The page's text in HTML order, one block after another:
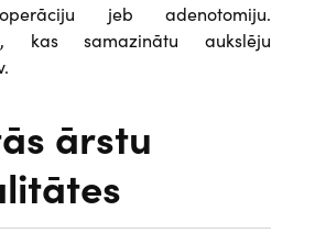
jeb adenotomiju.
kas samazinātu aukslēju
ārstu